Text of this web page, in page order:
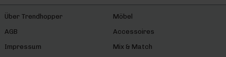
Über Trendhopper
AGB
Impressum
Möbel
Accessoires
Mix & Match